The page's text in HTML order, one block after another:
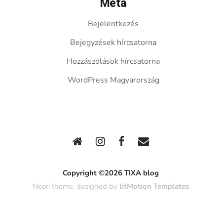
Meta
Bejelentkezés
Bejegyzések hírcsatorna
Hozzászólások hírcsatorna
WordPress Magyarország
Copyright ©2026 TIXA blog
Neori theme, designed by litMotion Templates